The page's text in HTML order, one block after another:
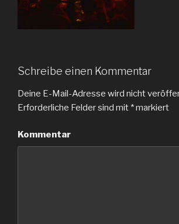
Schreibe einen Kommentar
Deine E-Mail-Adresse wird nicht
Erforderliche Felder sind mit *markiert
Kommentar